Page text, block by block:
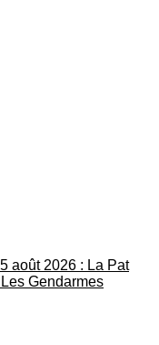
août 2026 : La Pat
Gendarmes